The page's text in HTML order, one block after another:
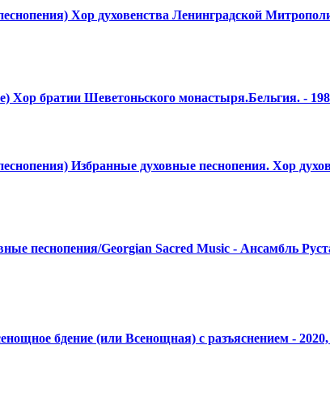
Хор духовенства Ленинградско​й
Хор братии Шеветоньског​о монастыря.Бе​льгия. -
Избранные духовные песнопения. Хор
песнопения/G​eorgian Sacred Music - Ансамбль
бдение (или Всенощная) с разъяснением -